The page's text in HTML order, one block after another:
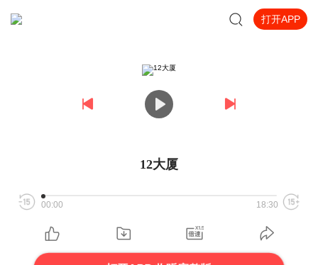
打开APP
12大厦
00:00 18:30